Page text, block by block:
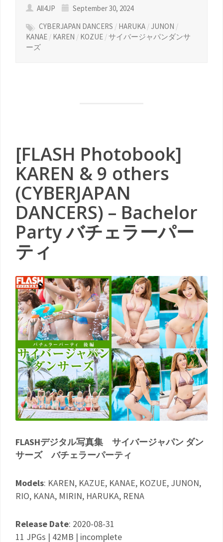
All4JP
September 30, 2024
CYBERJAPAN DANCERS / HARUKA /JUNON /
KANAE / KAREN / KOZUE /サイバージャパンダンサ
ーズ
[FLASH Photobook]
KAREN & 9 others
(CYBERJAPAN
DANCERS) – Bachelor
Party バチェラーパー
ティ
FLASHデジタル写真集 サイバージャパン ダン
サーズ バチェラーパーティ
Models: KAREN, KAZUE, KANAE, KOZUE, JUNON,
RIO, KANA, MIRIN, HARUKA, RENA
Release Date: 2020-08-31
11 JPGs | 42MB | incomplete